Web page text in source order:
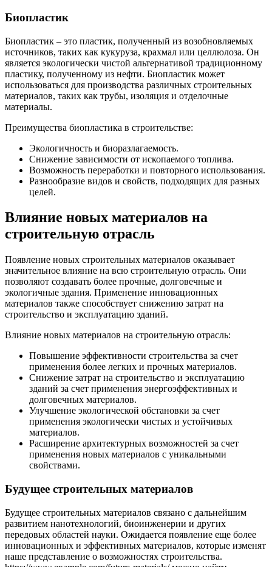
Биопластик
Биопластик – это пластик, полученный из возобновляемых
источников, таких как кукуруза, крахмал или целлюлоза. Он
является экологически чистой альтернативой традиционному
пластику, полученному из нефти. Биопластик может
использоваться для производства различных строительных
материалов, таких как трубы, изоляция и отделочные
материалы.
Преимущества биопластика в строительстве:
Экологичность и биоразлагаемость.
Снижение зависимости от ископаемого топлива.
Возможность переработки и повторного использования.
Разнообразие видов и свойств, подходящих для разных
целей.
Влияние новых материалов на
строительную отрасль
Появление новых строительных материалов оказывает
значительное влияние на всю строительную отрасль. Они
позволяют создавать более прочные, долговечные и
экологичные здания. Применение инновационных
материалов также способствует снижению затрат на
строительство и эксплуатацию зданий.
Влияние новых материалов на строительную отрасль:
Повышение эффективности строительства за счет
применения более легких и прочных материалов.
Снижение затрат на строительство и эксплуатацию
зданий за счет применения энергоэффективных и
долговечных материалов.
Улучшение экологической обстановки за счет
применения экологически чистых и устойчивых
материалов.
Расширение архитектурных возможностей за счет
применения новых материалов с уникальными
свойствами.
Будущее строительных материалов
Будущее строительных материалов связано с дальнейшим
развитием нанотехнологий, биоинженерии и других
передовых областей науки. Ожидается появление еще более
инновационных и эффективных материалов, которые изменят
наше представление о возможностях строительства.